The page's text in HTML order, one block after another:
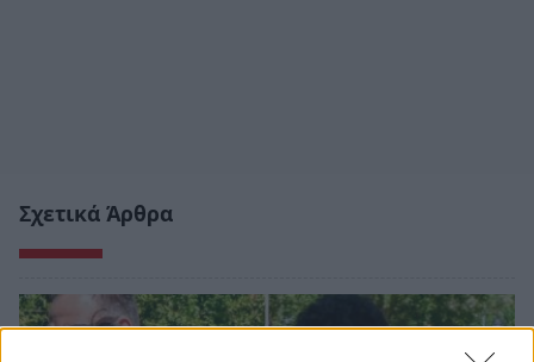
Σχετικά Άρθρα